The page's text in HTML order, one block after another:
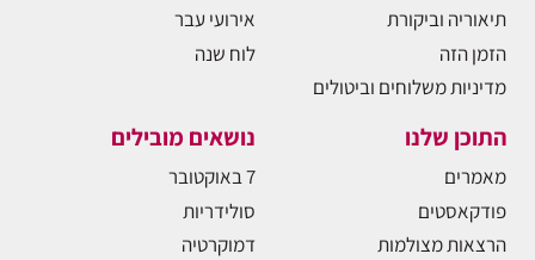
תיאוריה וביקורת
הזמן הזה
מדיניות משלוחים וביטולים
אירועי עבר
לוח שנה
התוכן שלנו
מאמרים
פודקאסטים
הרצאות מצולמות
נושאים מובילים
7 באוקטובר
סולידריות
דמוקרטיה